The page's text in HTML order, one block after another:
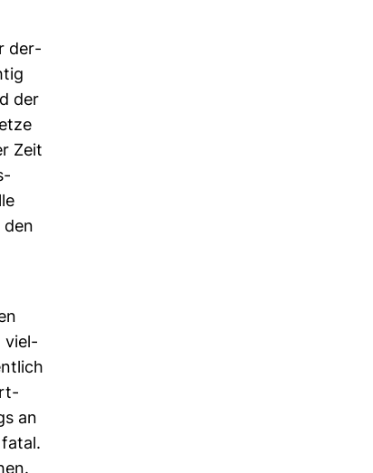
der­
der
Zeit
den
viel­
an